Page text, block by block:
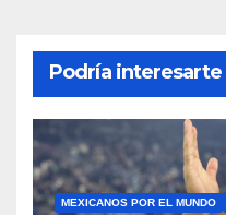
Podría interesarte
MEXICANOS POR EL MUNDO